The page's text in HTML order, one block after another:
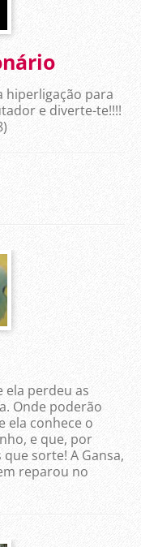
hiperligação para
e diverte-te!!!!
ela perdeu as
Onde poderão
ela conhece o
e que, por
sorte! A Gansa,
reparou no